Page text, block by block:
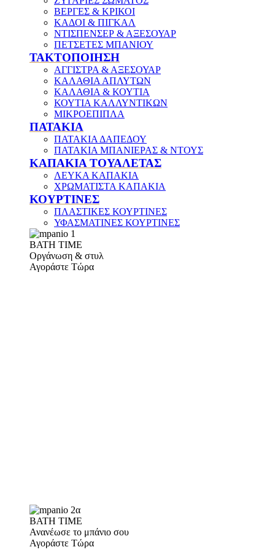
ΒΕΡΓΕΣ & ΚΡΙΚΟΙ
ΚΑΔΟΙ & ΠΙΓΚΑΛ
ΝΤΙΣΠΕΝΣΕΡ & ΑΞΕΣΟΥΑΡ
ΠΕΤΣΕΤΕΣ ΜΠΑΝΙΟΥ
ΤΑΚΤΟΠΟΙΗΣΗ
ΑΓΓΙΣΤΡΑ & ΑΞΕΣΟΥΑΡ
ΚΑΛΑΘΙΑ ΑΠΛΥΤΩΝ
ΚΑΛΑΘΙΑ & ΚΟΥΤΙΑ
ΚΟΥΤΙΑ ΚΑΛΛΥΝΤΙΚΩΝ
ΜΙΚΡΟΕΠΙΠΛΑ
ΠΑΤΑΚΙΑ
ΠΑΤΑΚΙΑ ΔΑΠΕΔΟΥ
ΠΑΤΑΚΙΑ ΜΠΑΝΙΕΡΑΣ & ΝΤΟΥΣ
ΚΑΠΑΚΙΑ ΤΟΥΑΛΕΤΑΣ
ΛΕΥΚΑ ΚΑΠΑΚΙΑ
ΧΡΩΜΑΤΙΣΤΑ ΚΑΠΑΚΙΑ
ΚΟΥΡΤΙΝΕΣ
ΠΛΑΣΤΙΚΕΣ ΚΟΥΡΤΙΝΕΣ
ΥΦΑΣΜΑΤΙΝΕΣ ΚΟΥΡΤΙΝΕΣ
ΒΑΤΗ ΤΙΜΕ
Οργάνωση & στυλ
Αγοράστε Τώρα
BATH TIME
Ανανέωσε το μπάνιο σου
Αγοράστε Τώρα